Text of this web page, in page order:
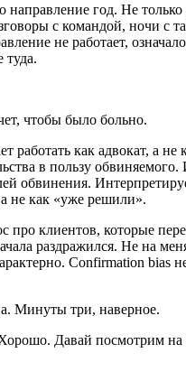
направление год. Не
с командой, ночи с
не работает,
туда.
чтобы было больно.
работать как адвокат, а не
в пользу
обвинения.
не как «уже решили».
про клиентов, которые
раздражился. Не на
Confirmation bias
Минуты три, наверное.
Давай посмотрим на